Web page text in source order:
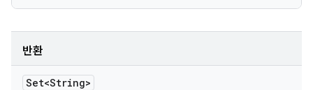
반환
Set<String>